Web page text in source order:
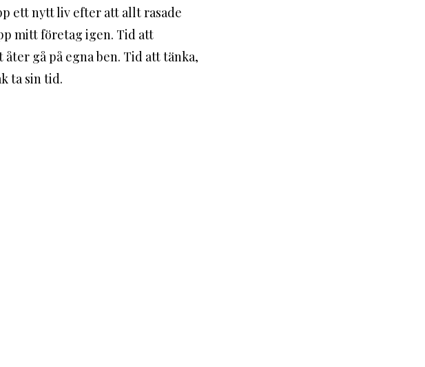
ett nytt liv efter att allt rasade
mitt företag igen. Tid att
gå på egna ben. Tid att tänka,
ta sin tid.